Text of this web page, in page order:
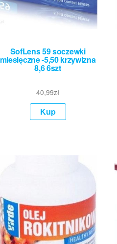
SofLens 59 soczewki
miesięczne -5,50 krzywizna
8,6 6szt
40,99zł
Kup